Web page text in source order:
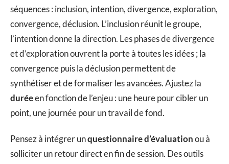
séquences : inclusion, intention, divergence, exploration,
convergence, déclusion. L’inclusion réunit le groupe,
l’intention donne la direction. Les phases de divergence
et d’exploration ouvrent la porte à toutes les idées ; la
convergence puis la déclusion permettent de
synthétiser et de formaliser les avancées. Ajustez la
duréeen fonction de l’enjeu : une heure pour cibler un
point, une journée pour un travail de fond.
Pensez à intégrer unquestionnaire d’évaluationou à
solliciter un retour direct en fin de session. Des outils